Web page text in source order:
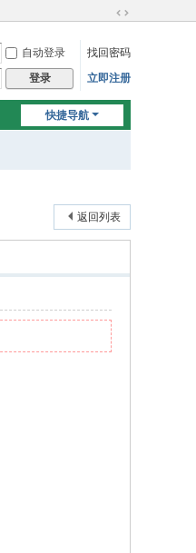
换
到
宽
自动登录
找回密码
登录 立即注册
快捷导航
返回列表